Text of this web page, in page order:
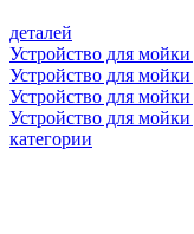
деталей
Устройство для
Устройство для
Устройство для
Устройство для
категории